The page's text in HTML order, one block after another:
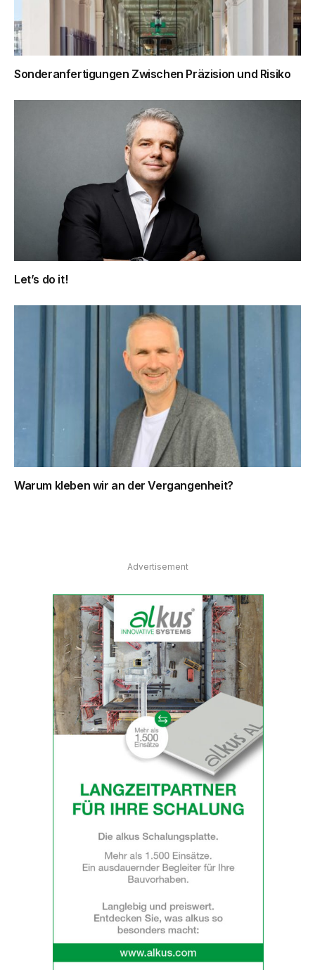
Sonderanfertigungen Zwischen Präzision und Risiko
Let’s do it!
Warum kleben wir an der Vergangenheit?
Advertisement